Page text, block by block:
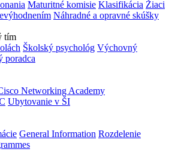
Maturitné komisie Klasifikácia Žiaci
Náhradné a opravné skúšky
tím
Školský psychológ Výchovný
poradca
Networking Academy
Ubytovanie v ŠI
General Information Rozdelenie